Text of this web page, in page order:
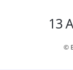
13
©